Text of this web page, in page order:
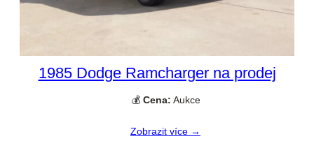
1985 Dodge Ramcharger na prodej
💰 Cena: Aukce
Zobrazit více →